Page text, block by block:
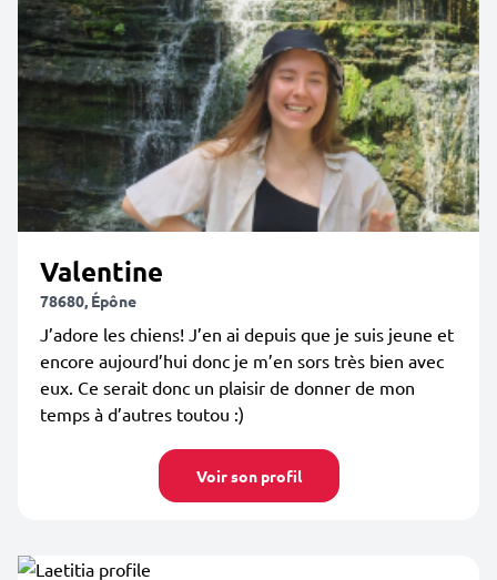
Valentine
78680, Épône
J’adore les chiens! J’en ai depuis que je suis jeune et
encore aujourd’hui donc je m’en sors très bien avec
eux. Ce serait donc un plaisir de donner de mon
temps à d’autres toutou :)
Voir son profil